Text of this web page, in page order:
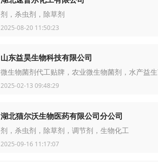
剂，杀虫剂，除草剂
2025-08-20 11:50:23
山东益昊生物科技有限公司
微生物菌剂代工贴牌，农业微生物菌剂，水产益
2025-02-13 09:48:29
湖北猫尔沃生物医药有限公司分公司
剂，杀虫剂，除草剂，调节剂，生物化工
2025-09-16 11:17:07